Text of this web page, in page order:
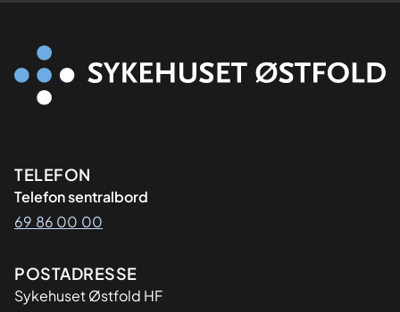
Kontaktinformasjon
TELEFON
Telefon sentralbord
69 86 00 00
Adresse
POSTADRESSE
Sykehuset Østfold HF